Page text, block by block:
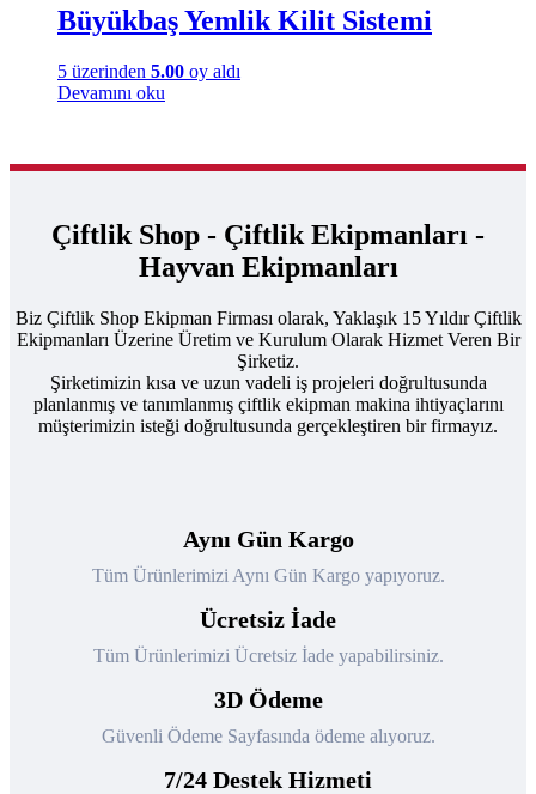
Büyükbaş Yemlik Kilit Sistemi
5 üzerinden 5.00 oy aldı
Devamını oku
Çiftlik Shop - Çiftlik Ekipmanları -
Hayvan Ekipmanları
Biz Çiftlik Shop Ekipman Firması olarak, Yaklaşık 15 Yıldır Çiftlik
Ekipmanları Üzerine Üretim ve Kurulum Olarak Hizmet Veren Bir
Şirketiz.
Şirketimizin kısa ve uzun vadeli iş projeleri doğrultusunda
planlanmış ve tanımlanmış çiftlik ekipman makina ihtiyaçlarını
müşterimizin isteği doğrultusunda gerçekleştiren bir firmayız.
Aynı Gün Kargo
Tüm Ürünlerimizi Aynı Gün Kargo yapıyoruz.
Ücretsiz İade
Tüm Ürünlerimizi Ücretsiz İade yapabilirsiniz.
3D Ödeme
Güvenli Ödeme Sayfasında ödeme alıyoruz.
7/24 Destek Hizmeti